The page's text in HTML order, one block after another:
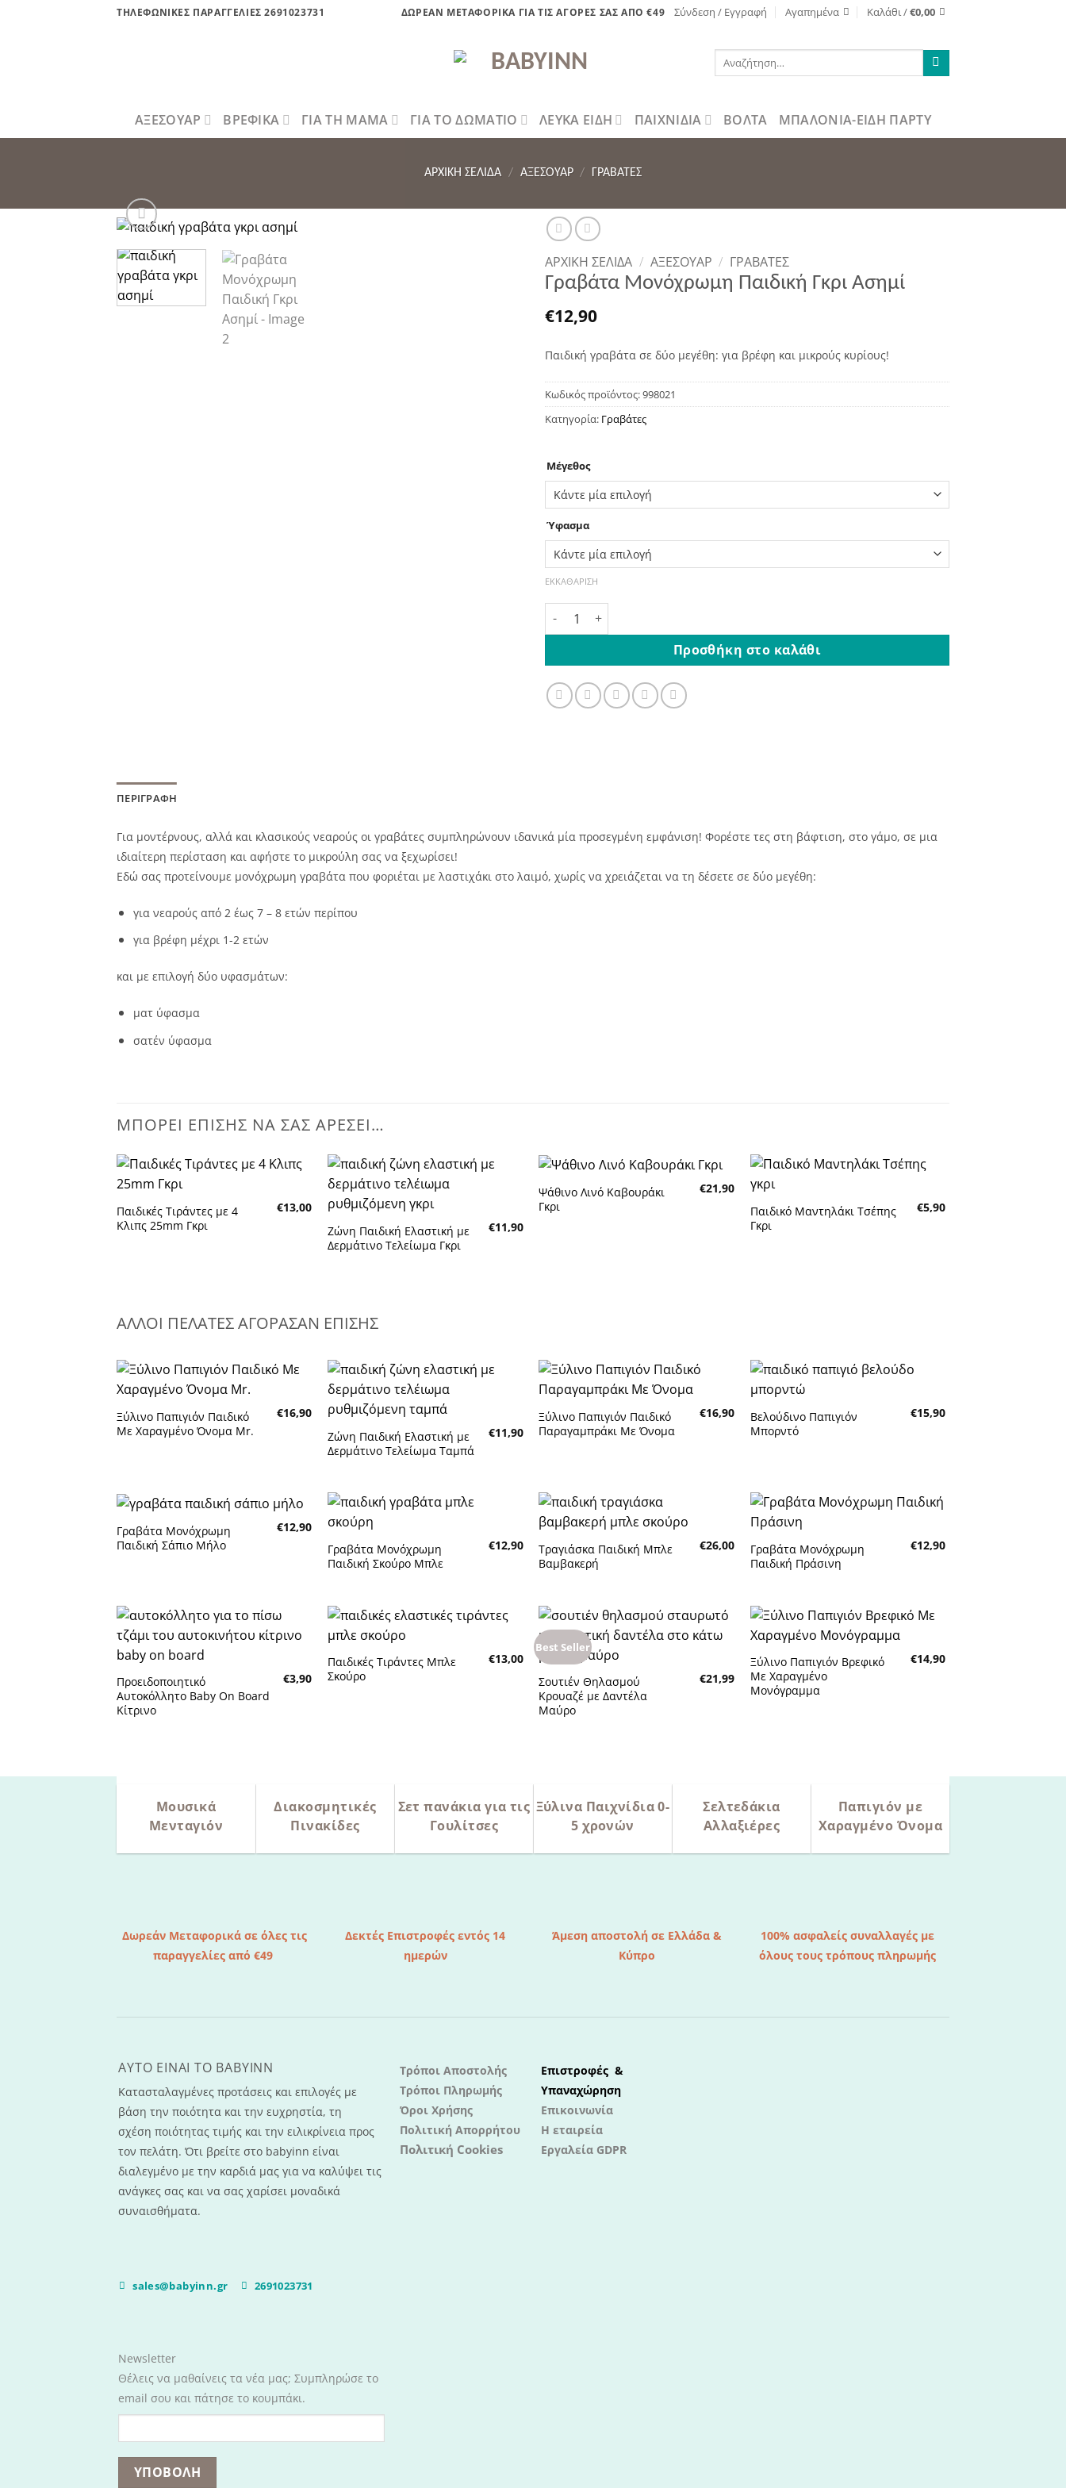
ΤΗΛΕΦΩΝΙΚΕΣ ΠΑΡΑΓΓΕΛΙΕΣ 2691023731 ΔΩΡΕΑΝ ΜΕΤΑΦΟΡΙΚΑ ΓΙΑ ΤΙΣ ΑΓΟΡΕΣ ΣΑΣ ΑΠΟ €49 Σύνδεση / Εγγραφή Αγαπημένα Καλάθι /€0,00
Αναζήτηση
ΑΞΕΣΟΥΑΡ ΒΡΕΦΙΚΑ ΓΙΑ ΤΗ ΜΑΜΑ ΓΙΑ ΤΟ ΔΩΜΑΤΙΟ ΛΕΥΚΑ ΕΙΔΗ ΠΑΙΧΝΙΔΙΑ ΒΌΛΤΑ ΜΠΑΛΟΝΙΑ-ΕΙΔΗ ΠΑΡΤΥ
ΑΡΧΙΚΉ ΣΕΛΊΔΑ / ΑΞΕΣΟΥΑΡ / ΓΡΑΒΆΤΕΣ
ΑΡΧΙΚΉ ΣΕΛΊΔΑ / ΑΞΕΣΟΥΑΡ / ΓΡΑΒΆΤΕΣ
Γραβάτα Μονόχρωμη Παιδική Γκρι Ασημί
€12,90
Παιδική γραβάτα σε δύο μεγέθη: για βρέφη και μικρούς κυρίους!
Κωδικός προϊόντος:998021
Κατηγορία: Γραβάτες
Μέγεθος
Ύφασμα
ΕΚΚΑΘΆΡΙΣΗ
Γραβάτα Μονόχρωμη Παιδική Γκρι Ασημί ποσότητα
Προσθήκη στο καλάθι
ΠΕΡΙΓΡΑΦΉ
Για μοντέρνους, αλλά και κλασικούς νεαρούς οι γραβάτες συμπληρώνουν ιδανικά μία προσεγμένη εμφάνιση! Φορέστε τες στη βάφτιση, στο γάμο, σε μια
ιδιαίτερη περίσταση και αφήστε το μικρούλη σας να ξεχωρίσει!
Εδώ σας προτείνουμε μονόχρωμη γραβάτα που φοριέται με λαστιχάκι στο λαιμό, χωρίς να χρειάζεται να τη δέσετε σε δύο μεγέθη:
για νεαρούς από 2 έως 7 – 8 ετών περίπου
για βρέφη μέχρι 1-2 ετών
και με επιλογή δύο υφασμάτων:
ματ ύφασμα
σατέν ύφασμα
ΜΠΟΡΕΊ ΕΠΊΣΗΣ ΝΑ ΣΑΣ ΑΡΈΣΕΙ…
στην λίστα
Παιδικές Τιράντες με 4
Κλιπς 25mm Γκρι
€13,00
Ζώνη Παιδική Ελαστική με
Δερμάτινο Τελείωμα Γκρι
€11,90
Ψάθινο Λινό Καβουράκι
Γκρι
€21,90
στην λίστα
επιθυμητών
Παιδικό Μαντηλάκι Τσέπης
Γκρι
€5,90
ΑΛΛΟΙ ΠΕΛΑΤΕΣ ΑΓΟΡΑΣΑΝ ΕΠΙΣΗΣ
στην λίστα
Ξύλινο Παπιγιόν Παιδικό
Με Χαραγμένο Όνομα Mr.
€16,90
Ζώνη Παιδική Ελαστική με
Δερμάτινο Τελείωμα Ταμπά
€11,90
στην λίστα
Ξύλινο Παπιγιόν Παιδικό
Παραγαμπράκι Με Όνομα
€16,90
στην λίστα
Βελούδινο Παπιγιόν
Μπορντό
€15,90
Γραβάτα Μονόχρωμη
Παιδική Σάπιο Μήλο
€12,90
στην λίστα
Γραβάτα Μονόχρωμη
Παιδική Σκούρο Μπλε
€12,90
στην λίστα
Τραγιάσκα Παιδική Μπλε
Βαμβακερή
€26,00
στην λίστα
Γραβάτα Μονόχρωμη
Παιδική Πράσινη
€12,90
Προειδοποιητικό
Αυτοκόλλητο Baby On Board
Κίτρινο
€3,90
στην λίστα
Παιδικές Τιράντες Μπλε
Σκούρο
€13,00
Best Seller
Σουτιέν Θηλασμού
Κρουαζέ με Δαντέλα
Μαύρο
€21,99
στην λίστα
Ξύλινο Παπιγιόν Βρεφικό
Με Χαραγμένο
Μονόγραμμα
€14,90
Μουσικά
Μενταγιόν
Διακοσμητικές
Πινακίδες
Σετ πανάκια για τις
Γουλίτσες
Ξύλινα Παιχνίδια 0-
5 χρονών
Σελτεδάκια
Αλλαξιέρες
Παπιγιόν με
Χαραγμένο Όνομα
Δωρεάν Μεταφορικά σε όλες τις
παραγγελίες από €49
Δεκτές Επιστροφές εντός 14
ημερών
Άμεση αποστολή σε Ελλάδα &
Κύπρο
100% ασφαλείς συναλλαγές με
όλους τους τρόπους πληρωμής
AYTO EINAI TO ΒΑΒΥΙΝΝ
Κατασταλαγμένες προτάσεις και επιλογές με
βάση την ποιότητα και την ευχρηστία, τη
σχέση ποιότητας τιμής και την ειλικρίνεια προς
τον πελάτη. Ότι βρείτε στο babyinn είναι
διαλεγμένο με την καρδιά μας για να καλύψει τις
ανάγκες σας και να σας χαρίσει μοναδικά
συναισθήματα.
sales@babyinn.gr 2691023731
Τρόποι Αποστολής
Τρόποι Πληρωμής
Όροι Χρήσης
Πολιτική Απορρήτου
Πολιτική Cookies
Επιστροφές &
Υπαναχώρηση
Επικοινωνία
Η εταιρεία
Εργαλεία GDPR
Newsletter
Θέλεις να μαθαίνεις τα νέα μας; Συμπληρώσε το
email σου και πάτησε το κουμπάκι.